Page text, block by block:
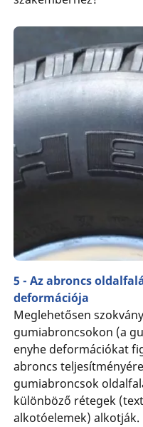
5 - Az abroncs
deformációja
Meglehetősen
gumiabroncsokon (a
enyhe deformációkat
abroncs
gumiabroncsok
különböző rétegek
alkotóelemek) alkotják.